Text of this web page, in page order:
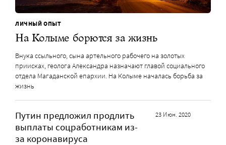
ЛИЧНЫЙ ОПЫТ
На Колыме борются за жизнь
Внука ссыльного, сына артельного рабочего на золотых
приисках, геолога Александра назначают главой социального
отдела Магаданской епархии. На Колыме началась борьба за
жизнь
Путин предложил продлить
выплаты соцработникам из-
за коронавируса
23 Июн. 2020